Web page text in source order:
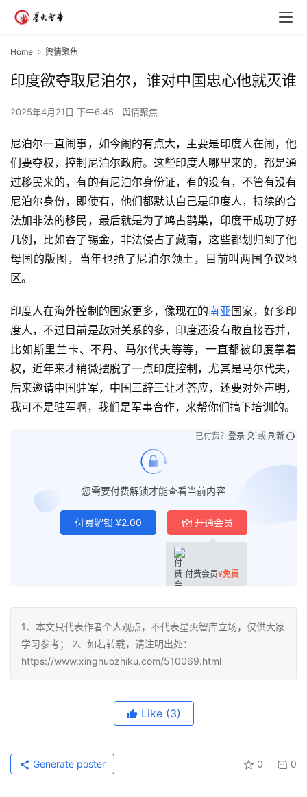
Home 舆情聚焦
印度欲夺取尼泊尔，谁对中国忠心他就灭谁
2025年4月21日 下午6:45 舆情聚焦
尼泊尔一直闹事，如今闹的有点大，主要是印度人在闹，他
们要夺权，控制尼泊尔政府。这些印度人哪里来的，都是通
过移民来的，有的有尼泊尔身份证，有的没有，不管有没有
尼泊尔身份，即使有，他们都默认自己是印度人，持续的合
法加非法的移民，最后就是为了鸠占鹊巢，印度干成功了好
几例，比如吞了锡金，非法侵占了藏南，这些都划归到了他
母国的版图，当年也抢了尼泊尔领土，目前叫两国争议地
区。
印度人在海外控制的国家更多，像现在的南亚国家，好多印
度人，不过目前是敌对关系的多，印度还没有敢直接吞并，
比如斯里兰卡、不丹、马尔代夫等等，一直都被印度掌着
权，近年来才稍微摆脱了一点印度控制，尤其是马尔代夫，
后来邀请中国驻军，中国三辞三让才答应，还要对外声明，
我可不是驻军啊，我们是军事合作，来帮你们搞下培训的。
您需要付费解锁才能查看当前内容
付费解锁 ¥2.00 开通会员
付费会员¥免费
已付费？ 登录 或 刷新
1、本文只代表作者个人观点，不代表星火智库立场，仅供大家
学习参考； 2、如若转载，请注明出处：
https://www.xinghuozhiku.com/510069.html
Like (3)
0 0
Generate poster